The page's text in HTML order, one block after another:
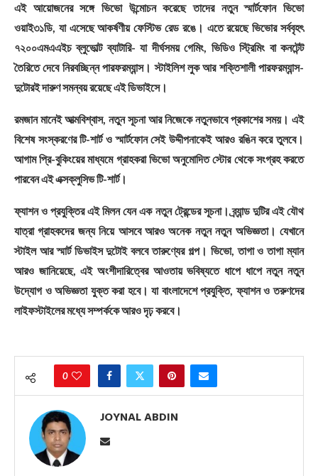
এই আয়োজনের সঙ্গে ভিভো উন্মোচন করেছে তাদের নতুন স্মার্টফোন ভিভো
ওয়াই৩১ডি, যা এসেছে আকর্ষণীয় ফেস্টিভ রেড রঙে। এতে রয়েছে ভিভোর সর্ববৃহৎ
৭২০০এমএএইচ ব্লুভোল্ট ব্যাটারি- যা দীর্ঘসময় গেমিং, ভিডিও স্ট্রিমিং বা কনটেন্ট
তৈরিতে দেবে নিরবচ্ছিন্ন পারফরম্যান্স। স্টাইলিশ লুক আর শক্তিশালী পারফরম্যান্স-
দুটোরই দারুণ সমন্বয় রয়েছে এই ডিভাইসে।
রমজান মানেই আত্মবিশ্বাস, নতুন সূচনা আর নিজেকে নতুনভাবে প্রকাশের সময়। এই
বিশেষ সংস্করণের টি-শার্ট ও স্মার্টফোন সেই উদ্দীপনাকেই আরও রঙিন করে তুলবে।
আগাম প্রি-বুকিংয়ের মাধ্যমে গ্রাহকরা ভিভো অনুমোদিত স্টোর থেকে সংগ্রহ করতে
পারবেন এই এক্সক্লুসিভ টি-শার্ট।
ফ্যাশন ও প্রযুক্তির এই মিলন যেন এক নতুন ট্রেন্ডের সূচনা। ব্র্যান্ড দুটির এই যৌথ
যাত্রা গ্রাহকদের জন্য নিয়ে আসবে আরও অনেক নতুন নতুন অভিজ্ঞতা। যেখানে
স্টাইল আর স্মার্ট ডিভাইস দুটোই বলবে তারুণ্যের গল্প। ভিভো, তাগা ও তাগা ম্যান
আরও জানিয়েছে, এই অংশীদারিত্বের আওতায় ভবিষ্যতে ধাপে ধাপে নতুন নতুন
উদ্যোগ ও অভিজ্ঞতা যুক্ত করা হবে। যা বাংলাদেশে প্রযুক্তি, ফ্যাশন ও তরুণদের
লাইফস্টাইলের মধ্যে সম্পর্ককে আরও দৃঢ় করবে।
0
JOYNAL ABDIN